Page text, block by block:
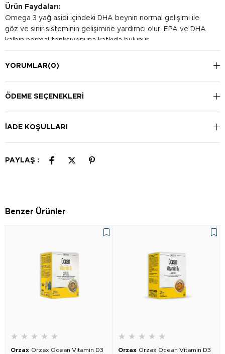
Ürün Faydaları:
Omega 3 yağ asidi içindeki DHA beynin normal gelişimi ile
göz ve sinir sisteminin gelişimine yardımcı olur. EPA ve DHA
kalbin normal fonksiyonuna katkıda bulunur.
Kullanım Şekli:
4-10 yaş grubu çocuklar ve yetişkinlerde günde 5 ml
YORUMLAR(0)
ÖDEME SEÇENEKLERI
İADE KOŞULLARI
PAYLAŞ :
Benzer Ürünler
★ ★ ★ ★ ★
Orzax Orzax Ocean Vitamin D3
★ ★ ★ ★ ★
Orzax Orzax Ocean Vitamin D3